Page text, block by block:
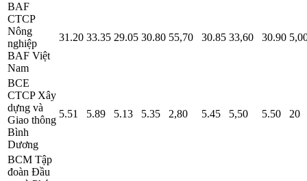
BAF
CTCP
Nông
nghiệp
BAF Việt
Nam
31.20 33.35 29.05 30.80 55,70 30.85 33,60 30.90
BCE
CTCP Xây
dựng và
Giao thông
Bình
Dương
5.51 5.89 5.13 5.35 2,80 5.45 5,50 5.50 20
BCM Tập
đoàn Đầu